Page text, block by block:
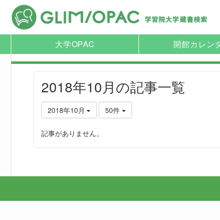
大学OPAC 開館カレン
2018年10月の記事一覧
2018年10月 50件
記事がありません。